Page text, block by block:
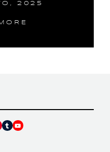
2025
TumblrYouTube